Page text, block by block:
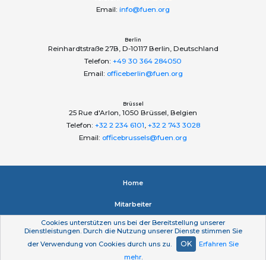
Email: info@fuen.org
Berlin
Reinhardtstraße 27B, D-10117 Berlin, Deutschland
Telefon: +49 30 364 284050
Email: officeberlin@fuen.org
Brüssel
25 Rue d'Arlon, 1050 Brüssel, Belgien
Telefon: +32 2 234 6101, +32 2 743 3028
Email: officebrussels@fuen.org
Home
Mitarbeiter
Impressum
Datenschutzerklärung
Cookies unterstützen uns bei der Bereitstellung unserer
Dienstleistungen. Durch die Nutzung unserer Dienste stimmen Sie
der Verwendung von Cookies durch uns zu.
OK
Erfahren Sie
mehr.